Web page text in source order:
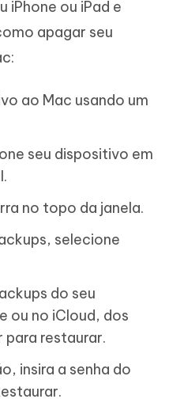
iPhone ou iPad e
apagar seu
ao Mac usando um
seu dispositivo em
no topo da janela.
selecione
do seu
ou no iCloud, dos
para restaurar.
insira a senha do